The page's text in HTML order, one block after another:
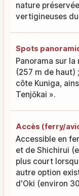
nature
vertigineuses
Spots
Panorama sur
(257 m de haut)
côte Kuniga,
Tenjōkai ».
Accès (ferry/
Accessible en
et de Shichirui
plus court
autre option
d'Oki (environ